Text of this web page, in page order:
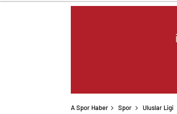
A Spor Haber Spor Uluslar Ligi